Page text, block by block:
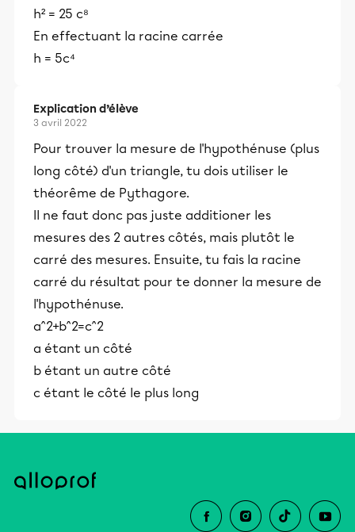
h² = 25 c⁸
En effectuant la racine carrée
h = 5c⁴
Explication d’élève
3 avril 2022
Pour trouver la mesure de l'hypothénuse (plus
long côté) d'un triangle, tu dois utiliser le
théorême de Pythagore.
Il ne faut donc pas juste additioner les
mesures des 2 autres côtés, mais plutôt le
carré des mesures. Ensuite, tu fais la racine
carré du résultat pour te donner la mesure de
l'hypothénuse.
a^2+b^2=c^2
a étant un côté
b étant un autre côté
c étant le côté le plus long